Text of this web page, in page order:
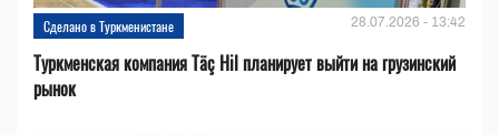
Сделано в Туркменистане 28.07.2026 - 13:42
Туркменская компания Täç Hil планирует выйти на грузинский
рынок